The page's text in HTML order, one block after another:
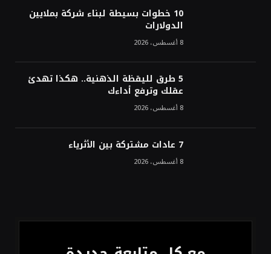
ترقب تطورات الوساطة بشأن الحرب10 خطوات بسيطة لبناء شركة بملايين
الدولارات
8 أغسطس، 2026
5 طرق لليقظة الذهنية.. هكذا تهدئ
عقلك وترفع أداءك
8 أغسطس، 2026
7 عادات مشتركة بين الأثرياء
8 أغسطس، 2026